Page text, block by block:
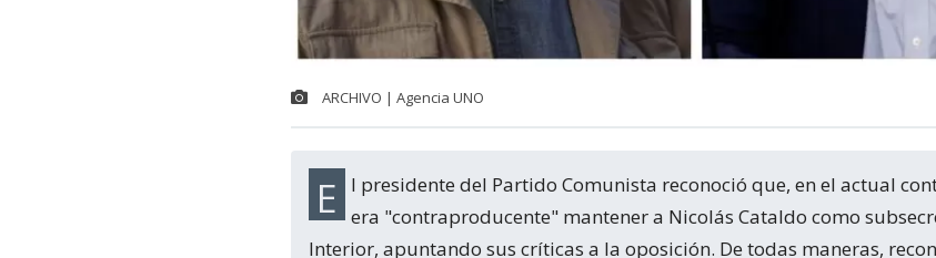
ARCHIVO | Agencia UNO
El presidente del Partido Comunista reconoció que, en el actual contexto político,
era "contraproducente" mantener a Nicolás Cataldo como
Interior, apuntando sus críticas a la oposición. De todas maneras,